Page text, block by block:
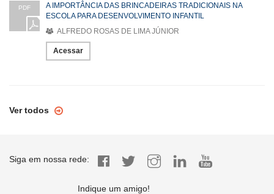
PDF
A IMPORTÂNCIA DAS BRINCADEIRAS TRADICIONAIS NA
ESCOLA PARA DESENVOLVIMENTO INFANTIL
ALFREDO ROSAS DE LIMA JÚNIOR
Acessar
Ver todos
Siga em nossa rede:
Indique um amigo!